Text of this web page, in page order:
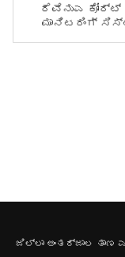
ರೆವೆನುಎ ಕೋರ್ಟ್
ಮಾನಿಟರಿಂಗ್
ಜಿಲ್ಲಾ ಅಂತರ್ಜಾಲ